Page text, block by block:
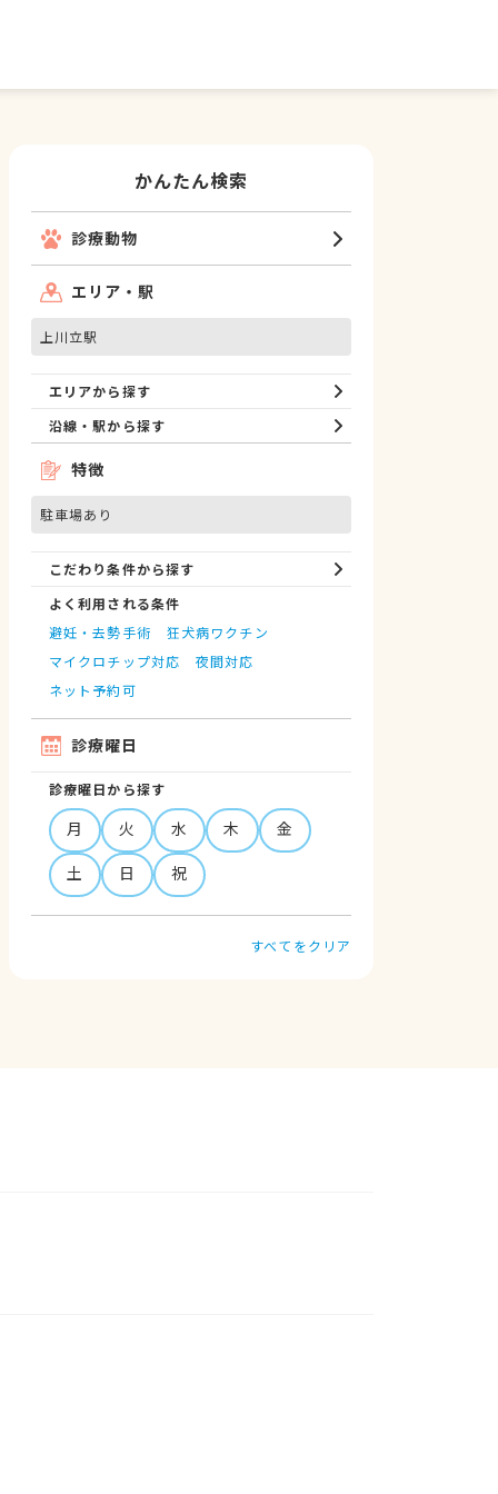
かんたん検索
診療動物
エリア・駅
上川立駅
エリアから探す
沿線・駅から探す
特徴
駐車場あり
こだわり条件から探す
よく利用される条件
避妊・去勢手術
狂犬病ワクチン
マイクロチップ対応
夜間対応
ネット予約可
診療曜日
診療曜日から探す
月 火 水 木
金
土
日 祝
すべてをクリア